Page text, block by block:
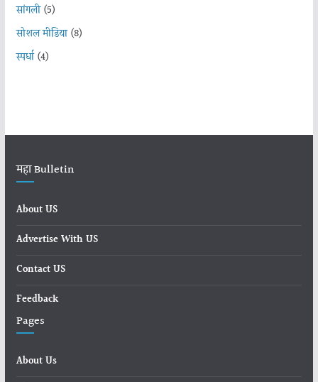
सांगली(5)
सोशल मीडिया(8)
स्पर्धा(4)
महा Bulletin
About US
Advertise With US
Contact US
Feedback
Pages
About Us